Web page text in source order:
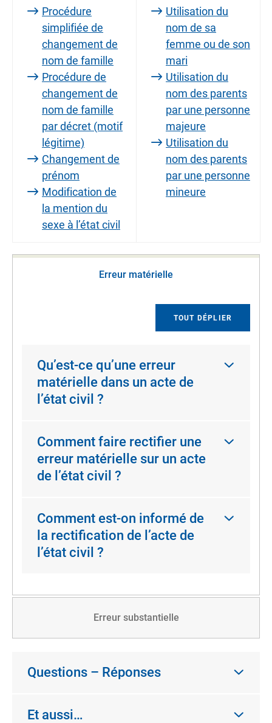
Procédure
simplifiée de
changement de
nom de famille
Procédure de
changement de
nom de famille
par décret (motif
légitime)
Changement de
prénom
Modification de
la mention du
sexe à l’état civil
Utilisation du
nom de sa
femme ou de son
mari
Utilisation du
nom des parents
par une personne
majeure
Utilisation du
nom des parents
par une personne
mineure
Erreur matérielle
TOUT DÉPLIER
Qu’est-ce qu’une erreur
matérielle dans un acte de
l’état civil ?
Comment faire rectifier une
erreur matérielle sur un acte
de l’état civil ?
Comment est-on informé de
la rectification de l’acte de
l’état civil ?
Erreur substantielle
Questions – Réponses
Et aussi…